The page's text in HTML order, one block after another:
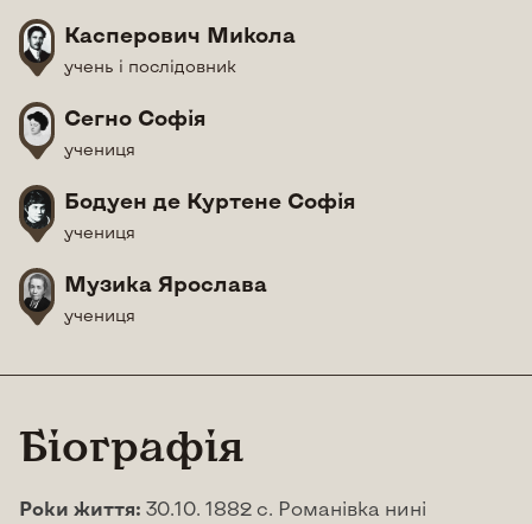
Касперович Микола
учень і послідовник
Сегно Софія
учениця
Бодуен де Куртене Софія
учениця
Музика Ярослава
учениця
Біографія
Роки життя: 30.10. 1882 с. Романівка нині